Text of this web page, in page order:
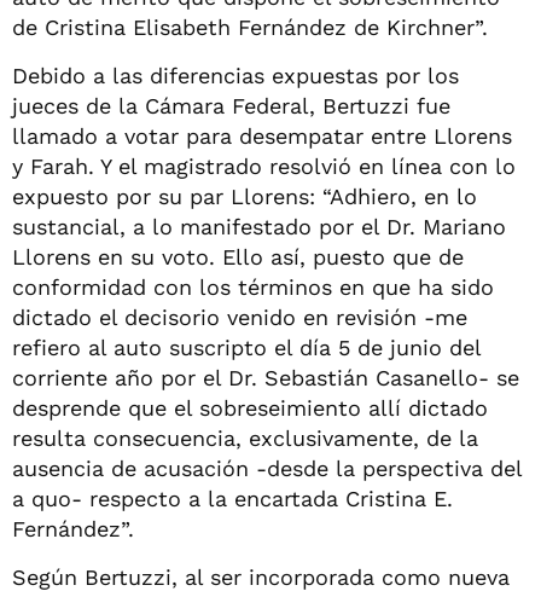
de Cristina Elisabeth Fernández de Kirchner”.
Debido a las diferencias expuestas por los
jueces de la Cámara Federal, Bertuzzi fue
llamado a votar para desempatar entre Llorens
y Farah. Y el magistrado resolvió en línea con lo
expuesto por su par Llorens: “Adhiero, en lo
sustancial, a lo manifestado por el Dr. Mariano
Llorens en su voto. Ello así, puesto que de
conformidad con los términos en que ha sido
dictado el decisorio venido en revisión -me
refiero al auto suscripto el día 5 de junio del
corriente año por el Dr. Sebastián Casanello- se
desprende que el sobreseimiento allí dictado
resulta consecuencia, exclusivamente, de la
ausencia de acusación -desde la perspectiva del
a quo- respecto a la encartada Cristina E.
Fernández”.
Según Bertuzzi, al ser incorporada como nueva